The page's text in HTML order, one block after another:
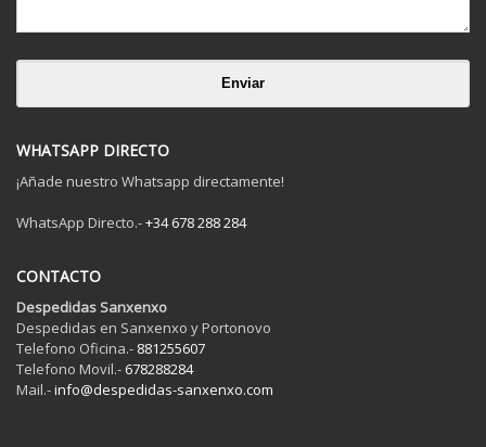
WHATSAPP DIRECTO
¡Añade nuestro Whatsapp directamente!
WhatsApp Directo.-+34 678 288 284
CONTACTO
Despedidas Sanxenxo
Despedidas en Sanxenxo y Portonovo
Telefono Oficina.- 881255607
Telefono Movil.- 678288284
Mail.-info@despedidas-sanxenxo.com